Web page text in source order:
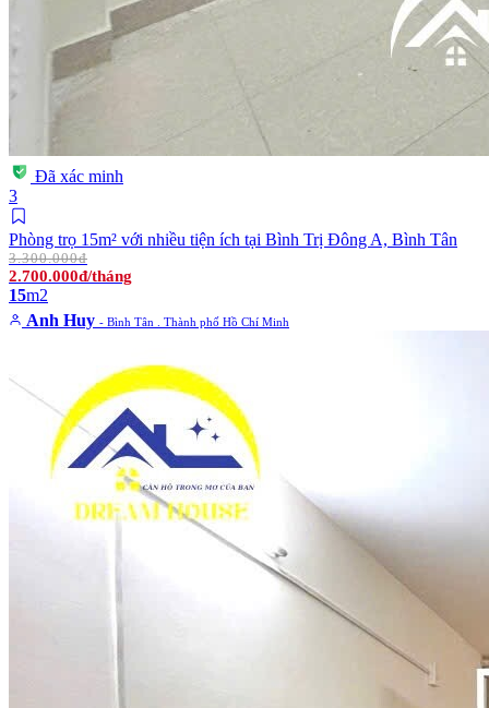
Đã xác minh
3
Phòng trọ 15m² với nhiều tiện ích tại Bình Trị Đông A, Bình Tân
3.300.000đ
2.700.000đ/tháng
15m2
Anh Huy - Bình Tân . Thành phố Hồ Chí Minh